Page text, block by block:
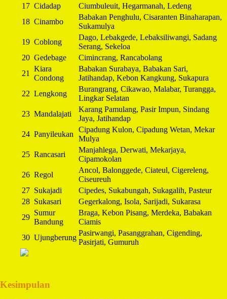
17 Cidadap
Ciumbuleuit, Hegarmanah, Ledeng
18 Cinambo
Babakan Penghulu, Cisaranten Binaharapan,
Sukamulya
19 Coblong
Dago, Lebakgede, Lebaksiliwangi, Sadang
Serang, Sekeloa
20 Gedebage
Cimincrang, Rancabolang
21
Kiara
Condong
Babakan Surabaya, Babakan Sari,
Jatihandap, Kebon Kangkung, Sukapura
22 Lengkong
Burangrang, Cikawao, Malabar, Turangga,
Lingkar Selatan
23 Mandalajati
Karang Pamulang, Pasir Impun, Sindang
Jaya, Jatihandap
24 Panyileukan
Cipadung Kulon, Cipadung Wetan, Mekar
Mulya
25 Rancasari
Manjahlega, Derwati, Mekarjaya,
Cipamokolan
26 Regol
Ancol, Balonggede, Ciateul, Cigereleng,
Ciseureuh
27 Sukajadi
Cipedes, Sukabungah, Sukagalih, Pasteur
28 Sukasari
Gegerkalong, Isola, Sarijadi, Sukarasa
29
Sumur
Bandung
Braga, Kebon Pisang, Merdeka, Babakan
Ciamis
30 Ujungberung
Pasirwangi, Pasanggrahan, Cigending,
Pasirjati, Gumuruh
Kesimpulan